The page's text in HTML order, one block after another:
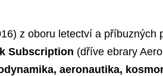
z oboru letectví a příbuzných
Subscription (dříve ebrary
aeronautika,